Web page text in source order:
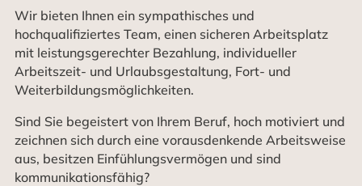
Wir bieten Ihnen ein sympathisches und
hochqualifiziertes Team, einen sicheren Arbeitsplatz
mit leistungsgerechter Bezahlung, individueller
Arbeitszeit- und Urlaubsgestaltung, Fort- und
Weiterbildungsmöglichkeiten.
Sind Sie begeistert von Ihrem Beruf, hoch motiviert und
zeichnen sich durch eine vorausdenkende Arbeitsweise
aus, besitzen Einfühlungsvermögen und sind
kommunikationsfähig?